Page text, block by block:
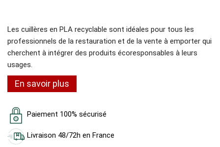
Les cuillères en PLA recyclable sont idéales pour tous les
professionnels de la restauration et de la vente à emporter qui
cherchent à intégrer des produits écoresponsables à leurs
usages.
En savoir plus
Paiement 100% sécurisé
Livraison 48/72h en France